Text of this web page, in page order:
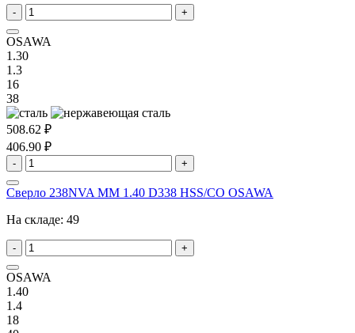
- +
OSAWA
1.30
1.3
16
38
508.62 ₽
406.90 ₽
- +
Сверло 238NVA MM 1.40 D338 HSS/CO OSAWA
На складе: 49
- +
OSAWA
1.40
1.4
18